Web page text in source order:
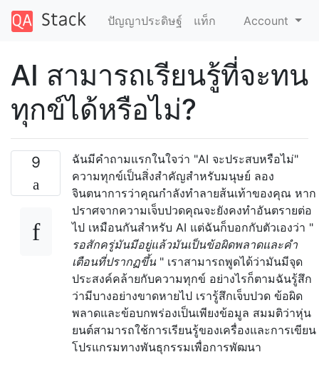
ปัญญาประดิษฐ์ แท็ก Account
AI สามารถเรียนรู้ที่จะทน
ทุกข์ได้หรือไม่?
9
ฉันมีคำถามแรกในใจว่า "AI จะประสบหรือไม่"
ความทุกข์เป็นสิ่งสำคัญสำหรับมนุษย์ ลอง
จินตนาการว่าคุณกำลังทำลายส้นเท้าของคุณ หาก
ปราศจากความเจ็บปวดคุณจะยังคงทำอันตรายต่อ
ไป เหมือนกันสำหรับ AI แต่ฉันก็บอกกับตัวเองว่า "
รอสักครู่มันมีอยู่แล้วมันเป็นข้อผิดพลาดและคำ
เตือนที่ปรากฏขึ้น " เราสามารถพูดได้ว่ามันมีจุด
ประสงค์คล้ายกับความทุกข์ อย่างไรก็ตามฉันรู้สึก
ว่ามีบางอย่างขาดหายไป เรารู้สึกเจ็บปวด ข้อผิด
พลาดและข้อบกพร่องเป็นเพียงข้อมูล สมมติว่าหุ่น
ยนต์สามารถใช้การเรียนรู้ของเครื่องและการเขียน
โปรแกรมทางพันธุกรรมเพื่อการพัฒนา